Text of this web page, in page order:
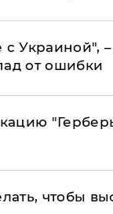
Украиной", –
от ошибки
чтобы